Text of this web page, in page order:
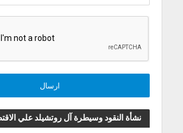
نشأة النقود وسيطرة آل روتشيلد علي